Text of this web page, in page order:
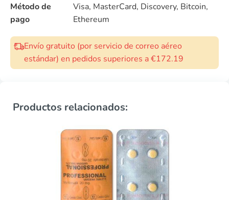
Método de
pago
Visa, MasterCard, Discovery, Bitcoin,
Ethereum
Envío gratuito (por servicio de correo aéreo
estándar) en pedidos superiores a €172.19
Productos relacionados:
Brand Levitra